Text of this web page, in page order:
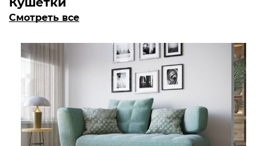
Смотреть все